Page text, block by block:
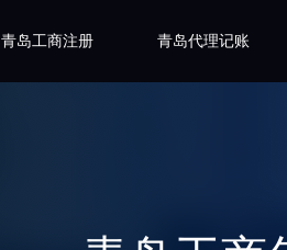
青岛工商注册 青岛代理记账